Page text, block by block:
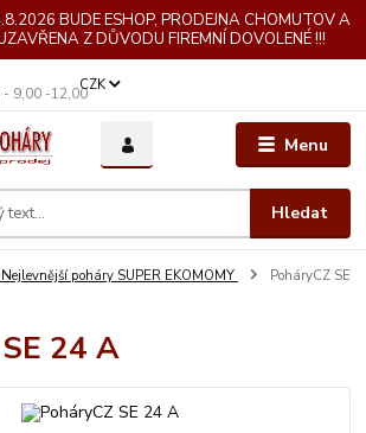
BUDE ESHOP, PRODEJNA CHOMUTOV A
Z DŮVODU FIREMNÍ DOVOLENÉ !!!
Menu
CZK
Hledat
- 9,00 -12,00
Nejlevnější poháry SUPER EKOMOMY
PoháryCZ SE
24 A